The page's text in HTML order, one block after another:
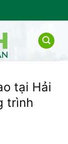
tại Hải
trình